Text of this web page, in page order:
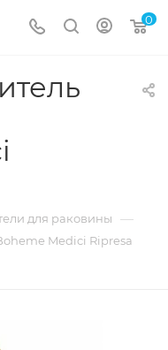
0
для раковины —
Medici Ripresa